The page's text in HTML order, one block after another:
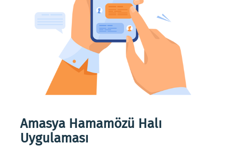
Amasya Hamamözü Halı
Uygulaması